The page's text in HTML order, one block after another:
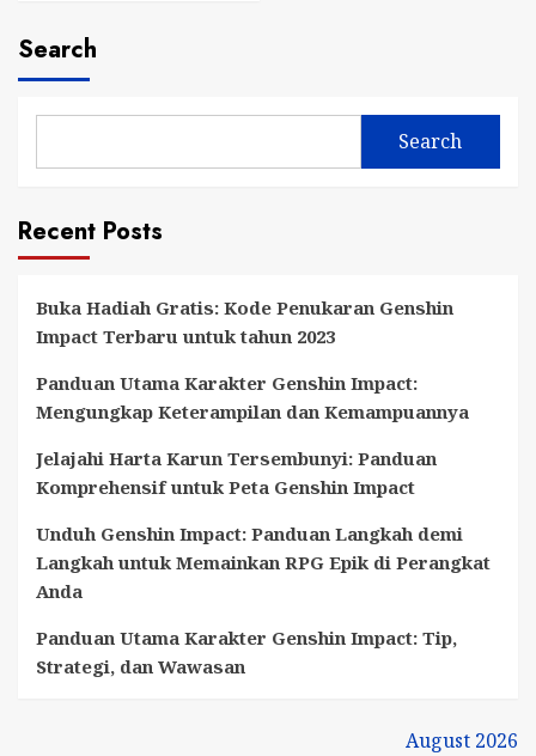
Search
Search
Recent Posts
Buka Hadiah Gratis: Kode Penukaran Genshin
Impact Terbaru untuk tahun 2023
Panduan Utama Karakter Genshin Impact:
Mengungkap Keterampilan dan Kemampuannya
Jelajahi Harta Karun Tersembunyi: Panduan
Komprehensif untuk Peta Genshin Impact
Unduh Genshin Impact: Panduan Langkah demi
Langkah untuk Memainkan RPG Epik di Perangkat
Anda
Panduan Utama Karakter Genshin Impact: Tip,
Strategi, dan Wawasan
August 2026